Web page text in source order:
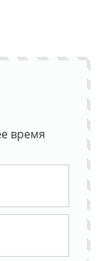
время